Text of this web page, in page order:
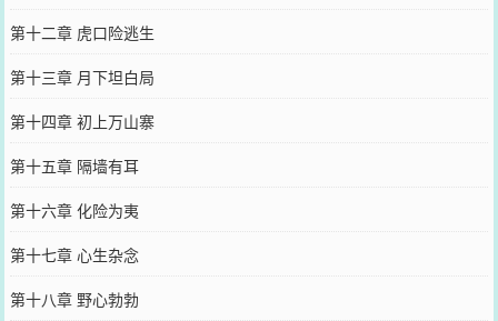
第十二章 虎口险逃生
第十三章 月下坦白局
第十四章 初上万山寨
第十五章 隔墙有耳
第十六章 化险为夷
第十七章 心生杂念
第十八章 野心勃勃